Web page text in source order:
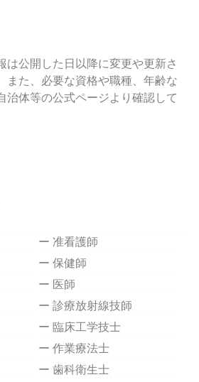
は公開した日以降に変更や更新さ
また、必要な資格や職種、年齢な
治体等の公式ページより確認して
ー 准看護師
ー 保健師
ー 医師
ー 診療放射線技師
ー 臨床工学技士
ー 作業療法士
ー 歯科衛生士